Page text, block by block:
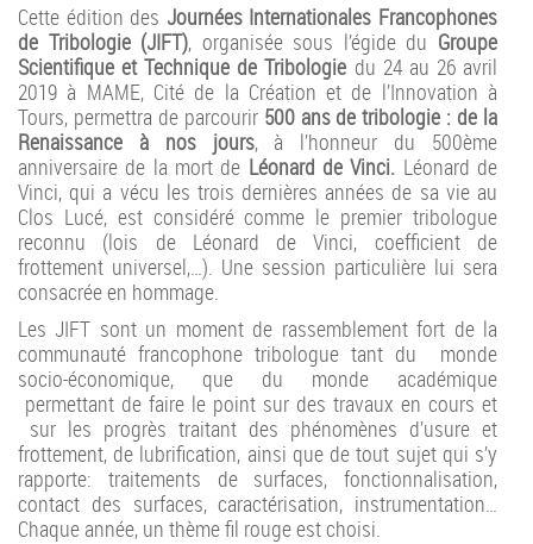
Cette édition des Journées Internationales Francophones
de Tribologie (JIFT), organisée sous l’égide du Groupe
Scientifique etTechnique de Tribologie du 24 au 26 avril
2019 à MAME, Cité de la Création et de l’Innovation à
Tours, permettra de parcourir 500 ans de tribologie : de la
Renaissance à nos jours, à l’honneur du 500ème
anniversaire de la mort de Léonard de Vinci. Léonard de
Vinci, qui a vécu les trois dernières années de sa vie au
Clos Lucé, est considéré comme le premier tribologue
reconnu (lois de Léonard de Vinci, coefficient de
frottement universel,…). Une session particulière lui sera
consacrée en hommage.
Les JIFT sont un moment de rassemblement fort de la
communauté francophone tribologue tant du monde
socio-économique, que du monde académique
permettant de faire le point sur des travaux en cours et
sur les progrès traitant des phénomènes d’usure et
frottement, de lubrification, ainsi que de tout sujet qui s’y
rapporte: traitements de surfaces, fonctionnalisation,
contact des surfaces, caractérisation, instrumentation…
Chaque année, un thème fil rouge est choisi.